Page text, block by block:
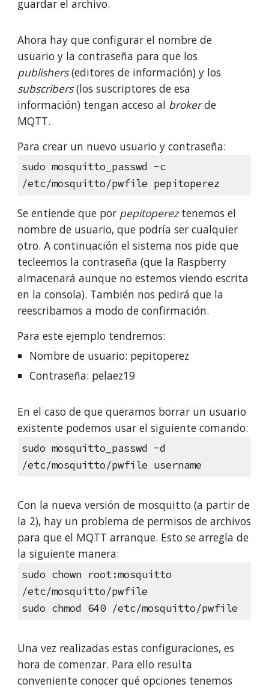
guardar el archivo.
Ahora hay que configurar el nombre de
usuario y la contraseña para que los
publishers(editores de información) y los
subscribers(los suscriptores de esa
información) tengan acceso al brokerde
MQTT.
Para crear un nuevo usuario y contraseña:
sudo mosquitto_passwd -c
/etc/mosquitto/pwfile pepitoperez
Se entiende que por pepitopereztenemos el
nombre de usuario, que podría ser cualquier
otro. A continuación el sistema nos pide que
tecleemos la contraseña (que la Raspberry
almacenará aunque no estemos viendo escrita
en la consola). También nos pedirá que la
reescribamos a modo de confirmación.
Para este ejemplo tendremos:
Nombre de usuario: pepitoperez
Contraseña: pelaez19
En el caso de que queramos borrar un usuario
existente podemos usar el siguiente comando:
sudo mosquitto_passwd -d
/etc/mosquitto/pwfile username
Con la nueva versión de mosquitto (a partir de
la 2), hay un problema de permisos de archivos
para que el MQTT arranque. Esto se arregla de
la siguiente manera:
sudo chown root:mosquitto
/etc/mosquitto/pwfile
sudo chmod 640 /etc/mosquitto/pwfile
Una vez realizadas estas configuraciones, es
hora de comenzar. Para ello resulta
conveniente conocer qué opciones tenemos